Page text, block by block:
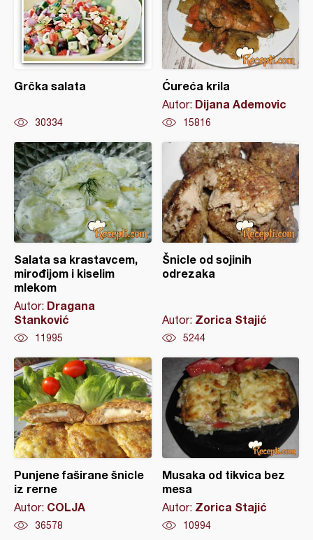
Grčka salata
30334
Ćureća krila
Autor: Dijana Ademovic
15816
Salata sa krastavcem,
mirođijom i kiselim
mlekom
Autor: Dragana
Stanković
11995
Šnicle od sojinih
odrezaka
Autor: Zorica Stajić
5244
Punjene faširane šnicle
iz rerne
Autor: COLJA
36578
Musaka od tikvica bez
mesa
Autor: Zorica Stajić
10994